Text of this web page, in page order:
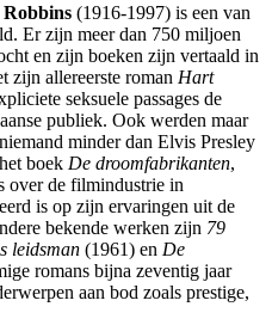
(1916-1997) is een van
Er zijn meer dan 750 miljoen
en zijn boeken zijn vertaald in
zijn allereerste roman Hart
seksuele passages de
publiek. Ook werden maar
minder dan Elvis Presley
boek De droomfabrikanten,
over de filmindustrie in
is op zijn ervaringen uit de
bekende werken zijn 79
leidsman (1961) en De
romans bijna zeventig jaar
aan bod zoals prestige,